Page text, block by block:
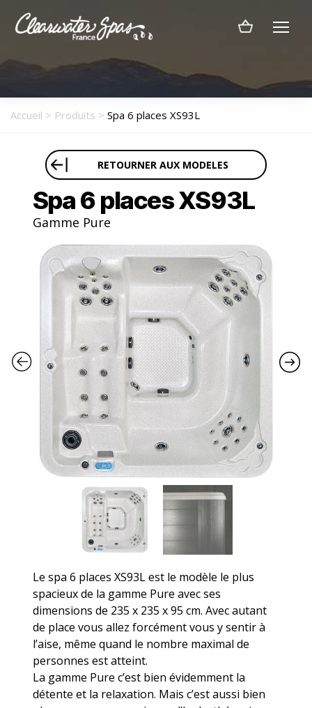
Spas
Accueil > Produits > Spa 6 places XS93L
RETOURNER AUX MODELES
Spa 6 places XS93L
Gamme Pure
Le spa 6 places XS93L est le modèle le plus
spacieux de la gamme Pure avec ses
dimensions de 235 x 235 x 95 cm. Avec autant
de place vous allez forcément vous y sentir à
l’aise, même quand le nombre maximal de
personnes est atteint.
La gamme Pure c’est bien évidemment la
détente et la relaxation. Mais c’est aussi bien